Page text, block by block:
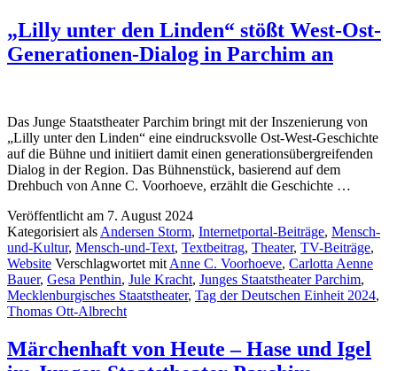
„Lilly unter den Linden“ stößt West-Ost-
Generationen-Dialog in Parchim an
Das Junge Staatstheater Parchim bringt mit der Inszenierung von
„Lilly unter den Linden“ eine eindrucksvolle Ost-West-Geschichte
auf die Bühne und initiiert damit einen generationsübergreifenden
Dialog in der Region. Das Bühnenstück, basierend auf dem
Drehbuch von Anne C. Voorhoeve, erzählt die Geschichte …
Veröffentlicht am 7. August 2024
Kategorisiert als Andersen Storm, Internetportal-Beiträge, Mensch-
und-Kultur, Mensch-und-Text, Textbeitrag, Theater, TV-Beiträge,
Website Verschlagwortet mit Anne C. Voorhoeve, Carlotta Aenne
Bauer, Gesa Penthin, Jule Kracht, Junges Staatstheater Parchim,
Mecklenburgisches Staatstheater, Tag der Deutschen Einheit 2024,
Thomas Ott-Albrecht
Märchenhaft von Heute – Hase und Igel